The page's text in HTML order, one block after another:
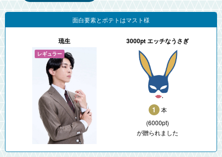
面白要素とポテトはマスト様
琉生 3000pt エッチなうさぎ
1
本
(6000pt)
が贈られました